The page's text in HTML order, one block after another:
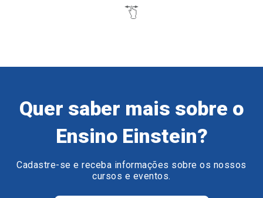
Quer saber mais sobre o
Ensino Einstein?
Cadastre-se e receba informações sobre os nossos
cursos e eventos.